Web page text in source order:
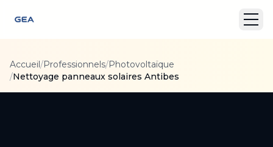
Accueil/Professionnels/Photovoltaïque
/Nettoyage panneaux solaires Antibes